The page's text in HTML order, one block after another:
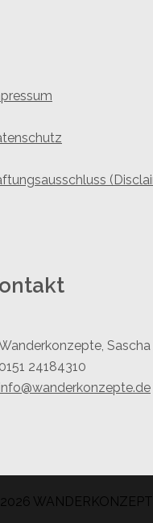
0151 24184310
info@wanderkonzepte.de